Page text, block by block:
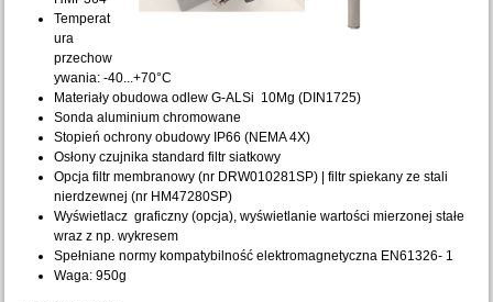
Temperat
ura
przechow
ywania: -40...+70°C
Materiały obudowa odlew G-ALSi 10Mg (DIN1725)
Sonda aluminium chromowane
Stopień ochrony obudowy IP66 (NEMA 4X)
Osłony czujnika standard filtr siatkowy
Opcja filtr membranowy (nr DRW010281SP) | filtr spiekany ze stali
nierdzewnej (nr HM47280SP)
Wyświetlacz graficzny (opcja), wyświetlanie wartości mierzonej stałe
wraz z np. wykresem
Spełniane normy kompatybilność elektromagnetyczna EN61326- 1
Waga: 950g